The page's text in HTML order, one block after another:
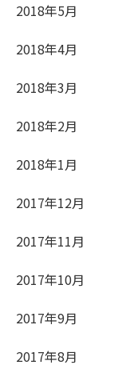
2018年5月
2018年4月
2018年3月
2018年2月
2018年1月
2017年12月
2017年11月
2017年10月
2017年9月
2017年8月